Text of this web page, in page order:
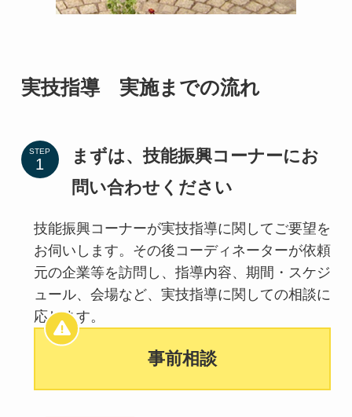
実技指導 実施までの流れ
STEP
まずは、技能振興コーナーにお
問い合わせください
技能振興コーナーが実技指導に関してご要望を
お伺いします。その後コーディネーターが依頼
元の企業等を訪問し、指導内容、期間・スケジ
ュール、会場など、実技指導に関しての相談に
応じます。
事前相談